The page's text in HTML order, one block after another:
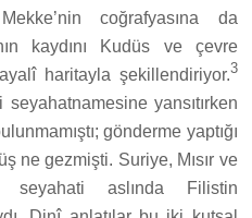
coğrafyasına da
kaydını Kudüs ve çevre
haritayla şekillendiriyor.3
yansıtırken
gönderme yaptığı
ne gezmişti. Suriye, Mısır ve
seyahati aslında Filistin